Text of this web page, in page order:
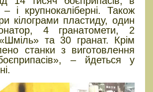
і крупнокаліберні. Також
кілограми пластиду, один
4 гранатомети, 2
та 30 гранат. Крім
станки з виготовлення
– йдеться у